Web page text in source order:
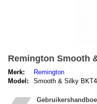
Remington Smooth
Merk:
Remington
Model:
Smooth & Silky